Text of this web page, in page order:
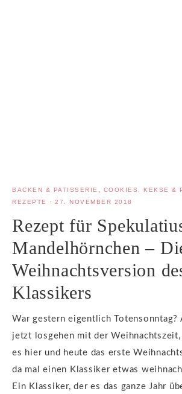
BACKEN & PATISSERIE COOKIES, KEKSE &
REZEPTE
· 27. NOVEMBER 2018
Rezept für
Mandelhörnchen –
Weihnachtsversion
Klassikers
War gestern eigentlich Totensonntag?
jetzt losgehen mit der
es hier und heute das erste
da mal einen Klassiker etwas
Ein Klassiker, der es das ganze Jahr